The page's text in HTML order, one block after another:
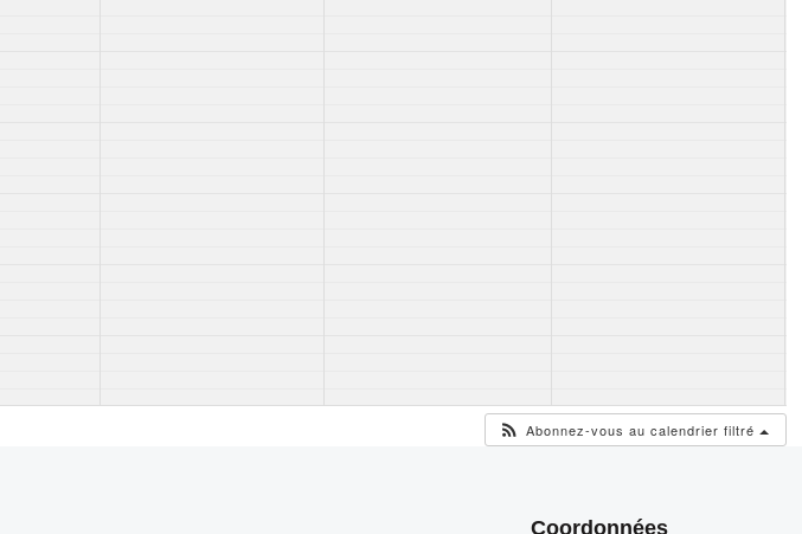
Abonnez-vous au calendrier filtré
Coordonnées